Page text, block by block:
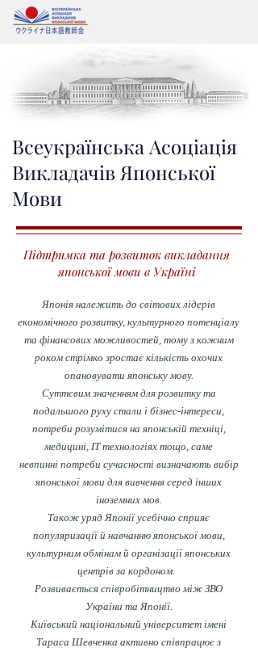
Всеукраїнська Асоціація
Викладачів Японської
Мови
Підтримка та розвиток викладання
японської мови в Україні
Японія належить до світових лідерів
економічного розвитку, культурного потенціалу
та фінансових можливостей, тому з кожним
роком стрімко зростає кількість охочих
опановувати японську мову.
Суттєвим значенням для розвитку та
подальшого руху стали і бізнес-інтереси,
потреби розумітися на японській техніці,
медицині, IT технологіях тощо, саме
невпинні потреби сучасності визначають вибір
японської мови для вивчення серед інших
іноземних мов.
Також уряд Японії усебічно сприяє
популяризації й навчанню японської мови,
культурним обмінам й організації японських
центрів за кордоном.
Розвивається співробітництво між ЗВО
України та Японії.
Київський національний університет імені
Тараса Шевченка активно співпрацює з